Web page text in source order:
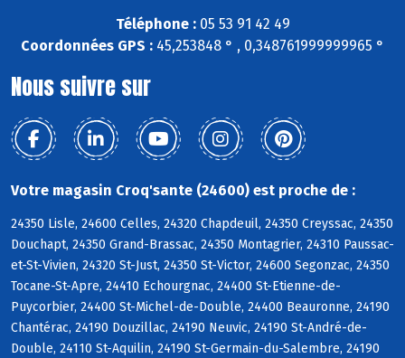
Téléphone :05 53 91 42 49
Coordonnées GPS : 45,253848 ° , 0,348761999999965 °
Nous suivre sur
Votre magasin Croq'sante (24600) est proche de :
24350 Lisle, 24600 Celles, 24320 Chapdeuil, 24350 Creyssac, 24350
Douchapt, 24350 Grand-Brassac, 24350 Montagrier, 24310 Paussac-
et-St-Vivien, 24320 St-Just, 24350 St-Victor, 24600 Segonzac, 24350
Tocane-St-Apre, 24410 Echourgnac, 24400 St-Etienne-de-
Puycorbier, 24400 St-Michel-de-Double, 24400 Beauronne, 24190
Chantérac, 24190 Douzillac, 24190 Neuvic, 24190 St-André-de-
Double, 24110 St-Aquilin, 24190 St-Germain-du-Salembre, 24190